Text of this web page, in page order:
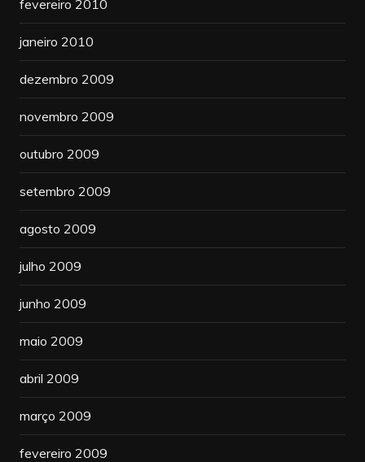
fevereiro 2010
janeiro 2010
dezembro 2009
novembro 2009
outubro 2009
setembro 2009
agosto 2009
julho 2009
junho 2009
maio 2009
abril 2009
março 2009
fevereiro 2009